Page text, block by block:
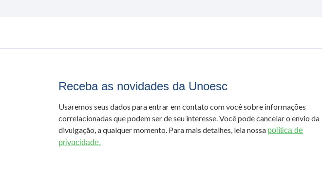
Receba as novidades da Unoesc
Usaremos seus dados para entrar em contato com você sobre informações
correlacionadas que podem ser de seu interesse. Você pode cancelar o envio da
divulgação, a qualquer momento. Para mais detalhes, leia nossa política de
privacidade.